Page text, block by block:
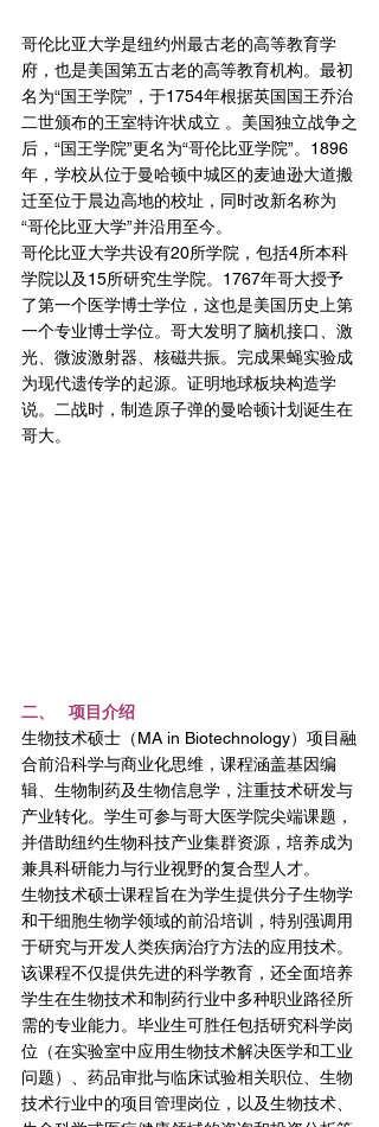
哥伦比亚大学是纽约州最古老的高等教育学
府，也是美国第五古老的高等教育机构。最初
名为“国王学院”，于1754年根据英国国王乔治
二世颁布的王室特许状成立 。美国独立战争之
后，“国王学院”更名为“哥伦比亚学院”。1896
年，学校从位于曼哈顿中城区的麦迪逊大道搬
迁至位于晨边高地的校址，同时改新名称为
“哥伦比亚大学”并沿用至今。
哥伦比亚大学共设有20所学院，包括4所本科
学院以及15所研究生学院。1767年哥大授予
了第一个医学博士学位，这也是美国历史上第
一个专业博士学位。哥大发明了脑机接口、激
光、微波激射器、核磁共振。完成果蝇实验成
为现代遗传学的起源。证明地球板块构造学
说。二战时，制造原子弹的曼哈顿计划诞生在
哥大。
二、   项目介绍
生物技术硕士（MA in Biotechnology）项目融
合前沿科学与商业化思维，课程涵盖基因编
辑、生物制药及生物信息学，注重技术研发与
产业转化。学生可参与哥大医学院尖端课题，
并借助纽约生物科技产业集群资源，培养成为
兼具科研能力与行业视野的复合型人才。
生物技术硕士课程旨在为学生提供分子生物学
和干细胞生物学领域的前沿培训，特别强调用
于研究与开发人类疾病治疗方法的应用技术。
该课程不仅提供先进的科学教育，还全面培养
学生在生物技术和制药行业中多种职业路径所
需的专业能力。毕业生可胜任包括研究科学岗
位（在实验室中应用生物技术解决医学和工业
问题）、药品审批与临床试验相关职位、生物
技术行业中的项目管理岗位，以及生物技术、